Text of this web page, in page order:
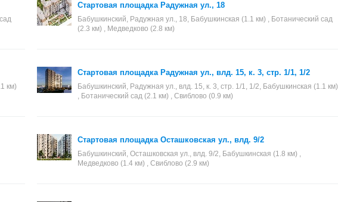
км)
Стартовая площадка Радужная ул., 18
Бабушкинский, Радужная ул., 18, Бабушкинская (1.1 км) , Ботанический сад
(2.3 км) , Медведково (2.8 км)
Стартовая площадка Радужная ул., влд. 15, к. 3, стр. 1/1, 1/2
Бабушкинский, Радужная ул., влд. 15, к. 3, стр. 1/1, 1/2, Бабушкинская (1.1 км)
, Ботанический сад (2.1 км) , Свиблово (0.9 км)
Стартовая площадка Осташковская ул., влд. 9/2
Бабушкинский, Осташковская ул., влд. 9/2, Бабушкинская (1.8 км) ,
Медведково (1.4 км) , Свиблово (2.9 км)